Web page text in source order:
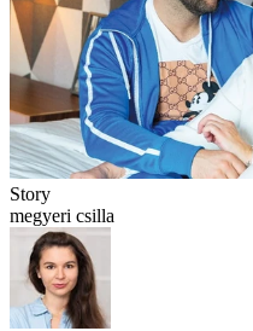
Story
megyeri csilla